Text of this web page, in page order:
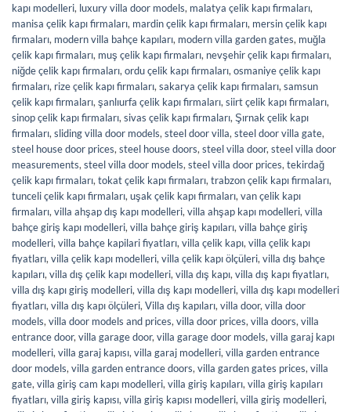
kapı modelleri, luxury villa door models, malatya çelik kapı firmaları,
manisa çelik kapı firmaları, mardin çelik kapı firmaları, mersin çelik kapı
firmaları, modern villa bahçe kapıları, modern villa garden gates, muğla
çelik kapı firmaları, muş çelik kapı firmaları, nevşehir çelik kapı firmaları,
niğde çelik kapı firmaları, ordu çelik kapı firmaları, osmaniye çelik kapı
firmaları, rize çelik kapı firmaları, sakarya çelik kapı firmaları, samsun
çelik kapı firmaları, şanlıurfa çelik kapı firmaları, siirt çelik kapı firmaları,
sinop çelik kapı firmaları, sivas çelik kapı firmaları, Şırnak çelik kapı
firmaları, sliding villa door models, steel door villa, steel door villa gate,
steel house door prices, steel house doors, steel villa door, steel villa door
measurements, steel villa door models, steel villa door prices, tekirdağ
çelik kapı firmaları, tokat çelik kapı firmaları, trabzon çelik kapı firmaları,
tunceli çelik kapı firmaları, uşak çelik kapı firmaları, van çelik kapı
firmaları, villa ahşap dış kapı modelleri, villa ahşap kapı modelleri, villa
bahçe giriş kapı modelleri, villa bahçe giriş kapıları, villa bahçe giriş
modelleri, villa bahçe kapilari fiyatları, villa çelik kapı, villa çelik kapı
fiyatları, villa çelik kapı modelleri, villa çelik kapı ölçüleri, villa dış bahçe
kapıları, villa dış çelik kapı modelleri, villa dış kapı, villa dış kapı fiyatları,
villa dış kapı giriş modelleri, villa dış kapı modelleri, villa dış kapı modelleri
fiyatları, villa dış kapı ölçüleri, Villa dış kapıları, villa door, villa door
models, villa door models and prices, villa door prices, villa doors, villa
entrance door, villa garage door, villa garage door models, villa garaj kapı
modelleri, villa garaj kapısı, villa garaj modelleri, villa garden entrance
door models, villa garden entrance doors, villa garden gates prices, villa
gate, villa giriş cam kapı modelleri, villa giriş kapıları, villa giriş kapıları
fiyatları, villa giriş kapısı, villa giriş kapısı modelleri, villa giriş modelleri,